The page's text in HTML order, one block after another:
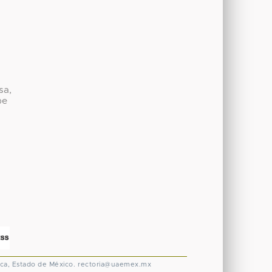
Estado de México. rectoria@uaemex.mx